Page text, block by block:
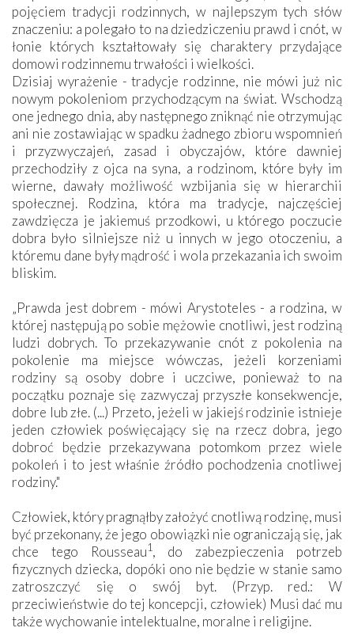
pojęciem tradycji rodzinnych, w najlepszym tych słów
znaczeniu: a polegało to na dziedziczeniu prawd i cnót, w
łonie których kształtowały się charaktery przydające
domowi rodzinnemu trwałości i wielkości.
Dzisiaj wyrażenie - tradycje rodzinne, nie mówi już nic
nowym pokoleniom przychodzącym na świat. Wschodzą
one jednego dnia, aby następnego zniknąć nie otrzymując
ani nie zostawiając w spadku żadnego zbioru wspomnień
i przyzwyczajeń, zasad i obyczajów, które dawniej
przechodziły z ojca na syna, a rodzinom, które były im
wierne, dawały możliwość wzbijania się w hierarchii
społecznej. Rodzina, która ma tradycje, najczęściej
zawdzięcza je jakiemuś przodkowi, u którego poczucie
dobra było silniejsze niż u innych w jego otoczeniu, a
któremu dane były mądrość i wola przekazania ich swoim
bliskim.
„Prawda jest dobrem - mówi Arystoteles - a rodzina, w
której następują po sobie mężowie cnotliwi, jest rodziną
ludzi dobrych. To przekazywanie cnót z pokolenia na
pokolenie ma miejsce wówczas, jeżeli korzeniami
rodziny są osoby dobre i uczciwe, ponieważ to na
początku poznaje się zazwyczaj przyszłe konsekwencje,
dobre lub złe. (...) Przeto, jeżeli w jakiejś rodzinie istnieje
jeden człowiek poświęcający się na rzecz dobra, jego
dobroć będzie przekazywana potomkom przez wiele
pokoleń i to jest właśnie źródło pochodzenia cnotliwej
rodziny."
Człowiek, który pragnąłby założyć cnotliwą rodzinę, musi
być przekonany, że jego obowiązki nie ograniczają się, jak
chce tego Rousseau1, do zabezpieczenia potrzeb
fizycznych dziecka, dopóki ono nie będzie w stanie samo
zatroszczyć się o swój byt. (Przyp. red.: W
przeciwieństwie do tej koncepcji, człowiek) Musi dać mu
także wychowanie intelektualne, moralne i religijne.